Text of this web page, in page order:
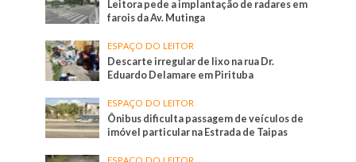
Leitora pede a implantação de radares em
farois da Av. Mutinga
ESPAÇO DO LEITOR
Descarte irregular de lixo na rua Dr.
Eduardo Delamare em Pirituba
ESPAÇO DO LEITOR
Ônibus dificulta passagem de veículos de
imóvel particular na Estrada de Taipas